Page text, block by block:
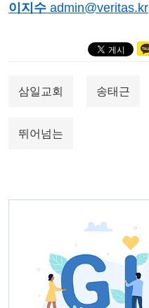
이지수 admin@veritas.kr
삼일교회 송태근
뛰어넘는